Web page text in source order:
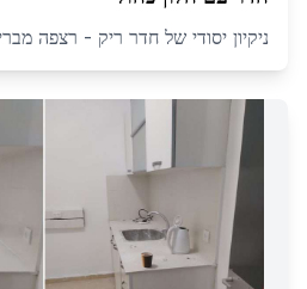
ניקיון יסודי של חדר ריק - רצפה